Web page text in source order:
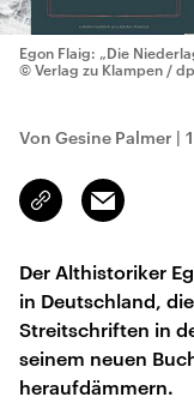
Egon Flaig: „Die
© Verlag zu Klampen /
Von Gesine Palmer |
Link
kopieren/teilen
Email
Der Althistoriker
in Deutschland,
Streitschriften in
seinem neuen
heraufdämmern.